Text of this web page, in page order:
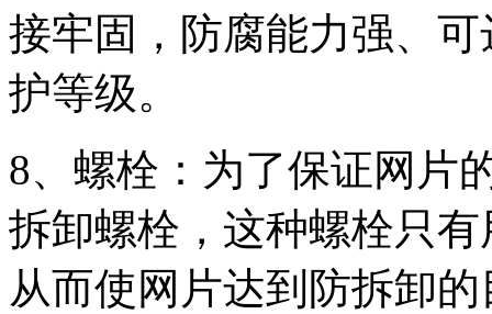
接牢固，防腐能力强、
护等级。
8、螺栓：为了保证网片
拆卸螺栓，这种螺栓只
从而使网片达到防拆卸